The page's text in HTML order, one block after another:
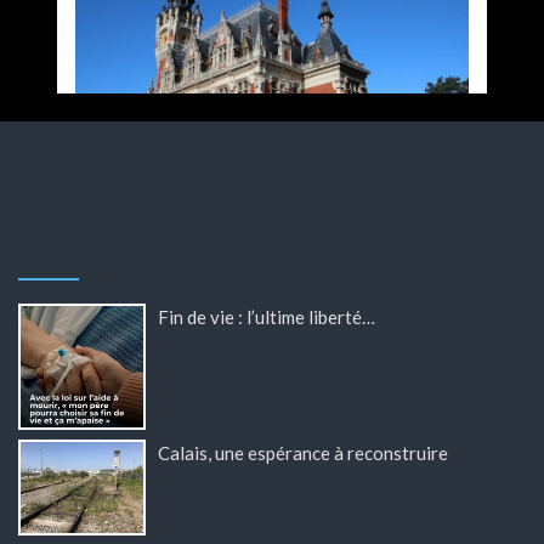
Fin de vie : l’ultime liberté…
Calais, une espérance à reconstruire